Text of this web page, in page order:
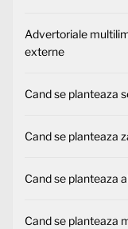
Advertoriale
externe
Cand se planteaza
Cand se planteaza
Cand se planteaza
Cand se planteaza